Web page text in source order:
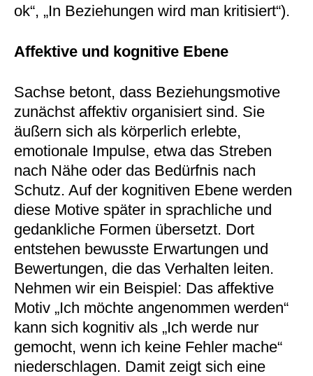
ok“, „In Beziehungen wird man kritisiert“).
Affektive und kognitive Ebene
Sachse betont, dass Beziehungsmotive
zunächst affektiv organisiert sind. Sie
äußern sich als körperlich erlebte,
emotionale Impulse, etwa das Streben
nach Nähe oder das Bedürfnis nach
Schutz. Auf der kognitiven Ebene werden
diese Motive später in sprachliche und
gedankliche Formen übersetzt. Dort
entstehen bewusste Erwartungen und
Bewertungen, die das Verhalten leiten.
Nehmen wir ein Beispiel: Das affektive
Motiv „Ich möchte angenommen werden“
kann sich kognitiv als „Ich werde nur
gemocht, wenn ich keine Fehler mache“
niederschlagen. Damit zeigt sich eine